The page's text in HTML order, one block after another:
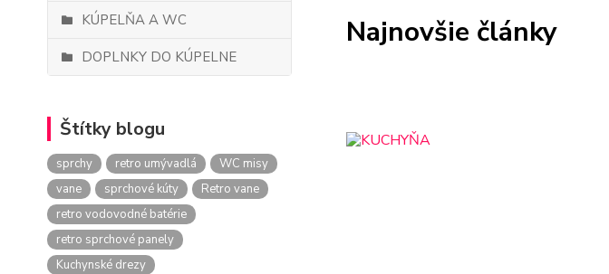
KÚPELŇA A WC
DOPLNKY DO KÚPELNE
Štítky blogu
sprchy retro umývadlá
WC misy
vane
sprchové kúty
Retro vane
retro vodovodné batérie
retro sprchové panely
Kuchynské drezy
Najnovšie články